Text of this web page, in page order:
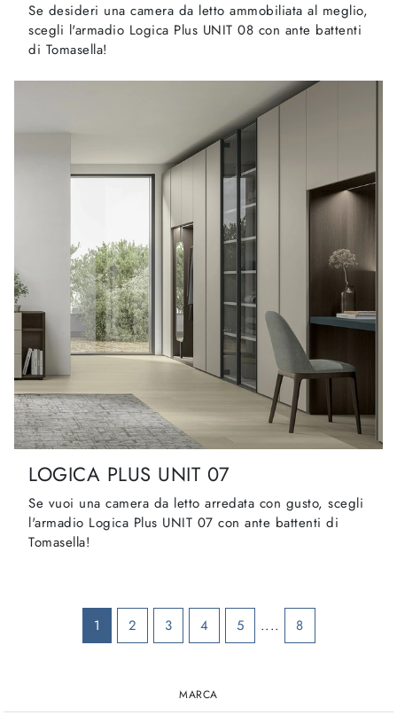
MARCA
Se desideri una camera da letto ammobiliata al meglio,
scegli l'armadio Logica Plus UNIT 08 con ante battenti
di Tomasella!
LOGICA PLUS UNIT 07
Se vuoi una camera da letto arredata con gusto, scegli
l'armadio Logica Plus UNIT 07 con ante battenti di
Tomasella!
1 2 3 4 5 .... 8